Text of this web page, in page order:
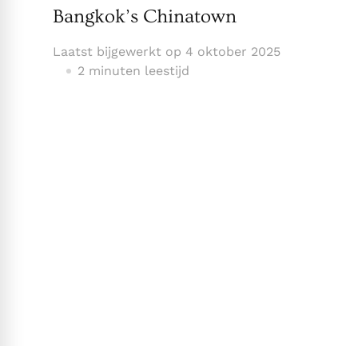
Bangkok’s Chinatown
Laatst bijgewerkt op 4 oktober 2025
2 minuten leestijd